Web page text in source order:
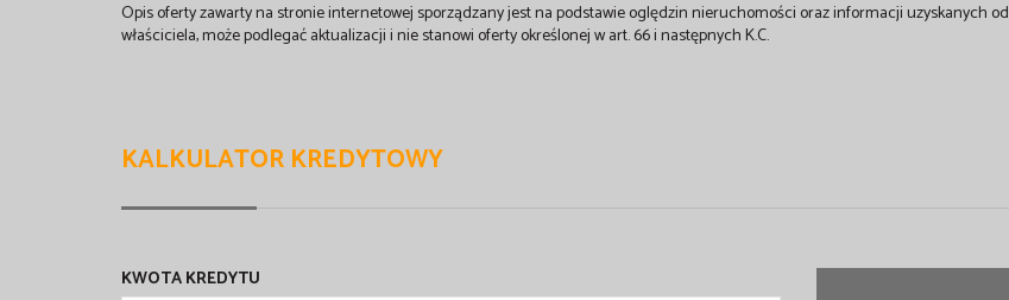
Opis oferty zawarty na stronie internetowej sporządzany jest na podstawie oględzin nieruchomości oraz informacji uzyskanych od
właściciela, może podlegać aktualizacji i nie stanowi oferty określonej w art. 66 i następnych K.C.
KALKULATOR KREDYTOWY
KWOTA KREDYTU